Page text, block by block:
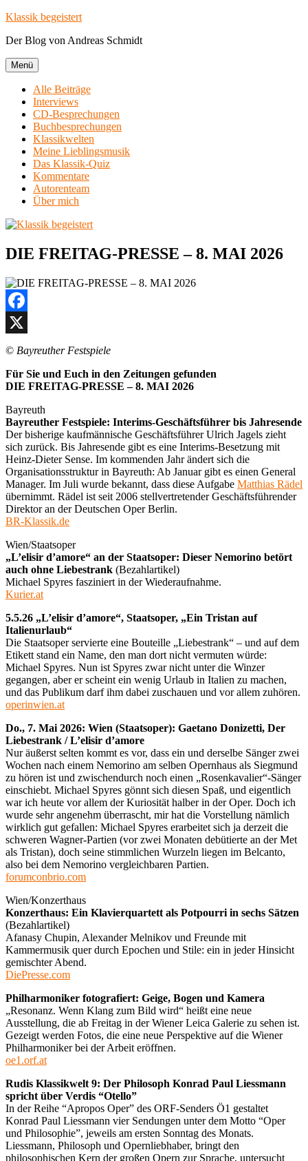
Zum
springen
Klassik begeistert
Der Blog von Andreas Schmidt
Menü
Alle Beiträge
Interviews
CD-Besprechungen
Buchbesprechungen
Klassikwelten
Meine Lieblingsmusik
Das Klassik-Quiz
Kommentare
Autorenteam
Über mich
DIE FREITAG-PRESSE – 8. MAI 2026
Facebook
X
© Bayreuther Festspiele
Für Sie und Euch in den Zeitungen gefunden
DIE FREITAG-PRESSE – 8. MAI 2026
Bayreuth
Bayreuther Festspiele: Interims-Geschäftsführer bis Jahresende
Der bisherige kaufmännische Geschäftsführer Ulrich Jagels zieht
sich zurück. Bis Jahresende gibt es eine Interims-Besetzung mit
Heinz-Dieter Sense. Im kommenden Jahr ändert sich die
Organisationsstruktur in Bayreuth: Ab Januar gibt es einen General
Manager. Im Juli wurde bekannt, dass diese Aufgabe Matthias Rädel
übernimmt. Rädel ist seit 2006 stellvertretender Geschäftsführender
Direktor an der Deutschen Oper Berlin.
BR-Klassik.de
Wien/Staatsoper
„L’elisir d’amore“ an der Staatsoper: Dieser Nemorino betört
auch ohne Liebestrank (Bezahlartikel)
Michael Spyres fasziniert in der Wiederaufnahme.
Kurier.at
5.5.26 „L’elisir d’amore“, Staatsoper, „Ein Tristan auf
Italienurlaub“
Die Staatsoper servierte eine Bouteille „Liebestrank“ – und auf dem
Etikett stand ein Name, den man dort nicht vermuten würde:
Michael Spyres. Nun ist Spyres zwar nicht unter die Winzer
gegangen, aber er scheint ein wenig Urlaub in Italien zu machen,
und das Publikum darf ihm dabei zuschauen und vor allem zuhören.
operinwien.at
Do., 7. Mai 2026: Wien (Staatsoper): Gaetano Donizetti, Der
Liebestrank / L’elisir d’amore
Nur äußerst selten kommt es vor, dass ein und derselbe Sänger zwei
Wochen nach einem Nemorino am selben Opernhaus als Siegmund
zu hören ist und zwischendurch noch einen „Rosenkavalier“-Sänger
einschiebt. Michael Spyres gönnt sich diesen Spaß, und eigentlich
war ich heute vor allem der Kuriosität halber in der Oper. Doch ich
wurde sehr angenehm überrascht, mir hat die Vorstellung nämlich
wirklich gut gefallen: Michael Spyres erarbeitet sich ja derzeit die
schweren Wagner-Partien (vor zwei Monaten debütierte an der Met
als Tristan), doch seine stimmlichen Wurzeln liegen im Belcanto,
also bei dem Nemorino vergleichbaren Partien.
forumconbrio.com
Wien/Konzerthaus
Konzerthaus: Ein Klavierquartett als Potpourri in sechs Sätzen
(Bezahlartikel)
Afanasy Chupin, Alexander Melnikov und Freunde mit
Kammermusik quer durch Epochen und Stile: ein in jeder Hinsicht
gemischter Abend.
DiePresse.com
Philharmoniker fotografiert: Geige, Bogen und Kamera
„Resonanz. Wenn Klang zum Bild wird“ heißt eine neue
Ausstellung, die ab Freitag in der Wiener Leica Galerie zu sehen ist.
Gezeigt werden Fotos, die eine neue Perspektive auf die Wiener
Philharmoniker bei der Arbeit eröffnen.
oe1.orf.at
Rudis Klassikwelt 9: Der Philosoph Konrad Paul Liessmann
spricht über Verdis “Otello”
In der Reihe “Apropos Oper” des ORF-Senders Ö1 gestaltet
Konrad Paul Liessmann vier Sendungen unter dem Motto “Oper
und Philosophie”, jeweils am ersten Sonntag des Monats.
Liessmann, Philosoph und Opernliebhaber, bringt den
philosophischen Kern der großen Opern zur Sprache, untersucht